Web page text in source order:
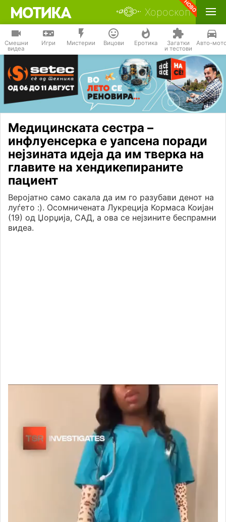
Хороскоп
Смешни
видеа
Игри Мистерии Вицови Еротика Загатки
и тестови
Авто-
Медицинската сестра –
инфлуенсерка е уапсена поради
нејзината идеја да им тверка на
главите на хендикепираните
пациент
Веројатно само сакала да им го разубави денот на
луѓето :). Осомничената Лукреција Кормаса Коијан
(19) од Џорџија, САД, а ова се нејзините беспрамни
видеа.